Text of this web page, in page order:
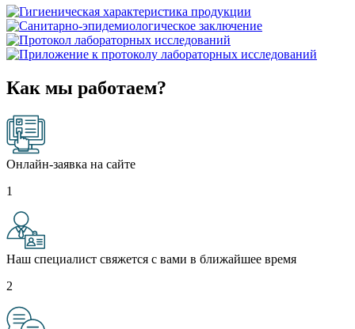
Как мы работаем?
Онлайн-заявка на сайте
1
Наш специалист свяжется с вами в ближайшее время
2